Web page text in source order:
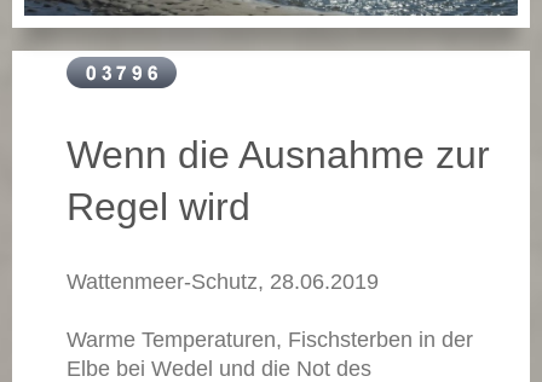
Wenn die Ausnahme zur
Regel wird
Wattenmeer-Schutz, 28.06.2019
Warme Temperaturen, Fischsterben in der
Elbe bei Wedel und die Not des